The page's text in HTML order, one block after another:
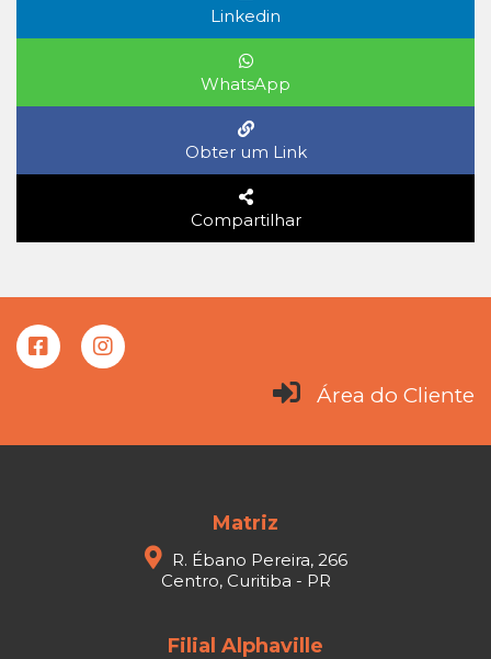
Linkedin
WhatsApp
Obter um Link
Compartilhar
Área do Cliente
Matriz
R. Ébano Pereira, 266
Centro, Curitiba - PR
Filial Alphaville